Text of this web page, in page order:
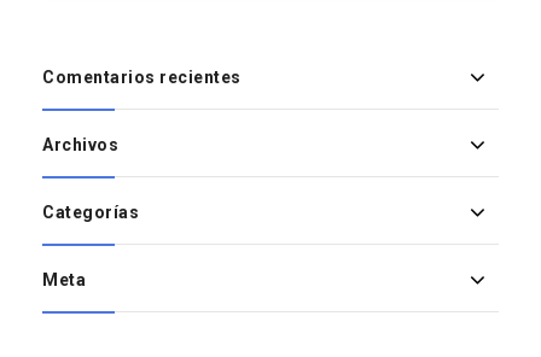
Comentarios recientes
Archivos
Categorías
Meta